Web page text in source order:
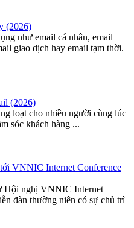
(2026)
như email cá nhân, email
giao dịch hay email tạm thời.
(2026)
loạt cho nhiều người cùng lúc
sóc khách hàng ...
VNNIC Internet Conference
Hội nghị VNNIC Internet
đàn thường niên có sự chủ trì